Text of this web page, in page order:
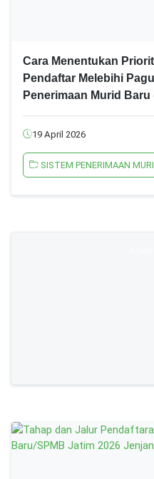
Cara Menentukan
Pendaftar Melebihi
Penerimaan Murid Baru
19 April 2026
SISTEM PENERIMAAN